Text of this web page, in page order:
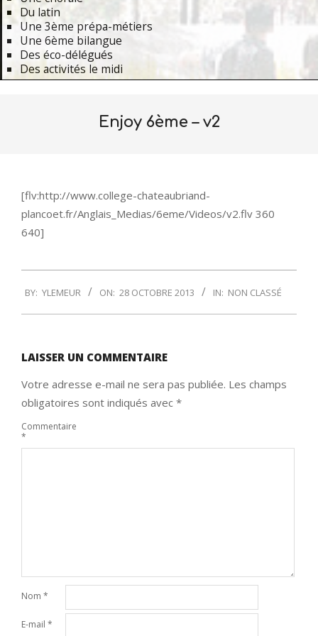
Du latin
Une 3ème prépa-métiers
Une 6ème bilangue
Des éco-délégués
Des activités le midi
Enjoy 6ème – v2
[flv:http://www.college-chateaubriand-
plancoet.fr/Anglais_Medias/6eme/Videos/v2.flv 360
640]
10-
28
BY: YLEMEUR ON: 28 OCTOBRE 2013 IN: NON CLASSÉ
LAISSER UN COMMENTAIRE
Votre adresse e-mail ne sera pas publiée. Les champs
obligatoires sont indiqués avec *
Commentaire
*
Nom *
E-mail *